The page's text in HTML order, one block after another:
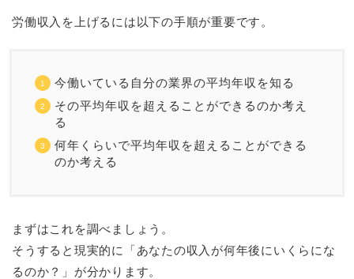
労働収入を上げるには以下の手順が重要です。
今働いている自分の業界の平均年収を知る
その平均年収を超えることができるのか考え
る
何年くらいで平均年収を超えることができる
のか考える
まずはこれを調べましょう。
そうすると現実的に「あなたの収入が何年後にいくらにな
るのか？」が分かります。